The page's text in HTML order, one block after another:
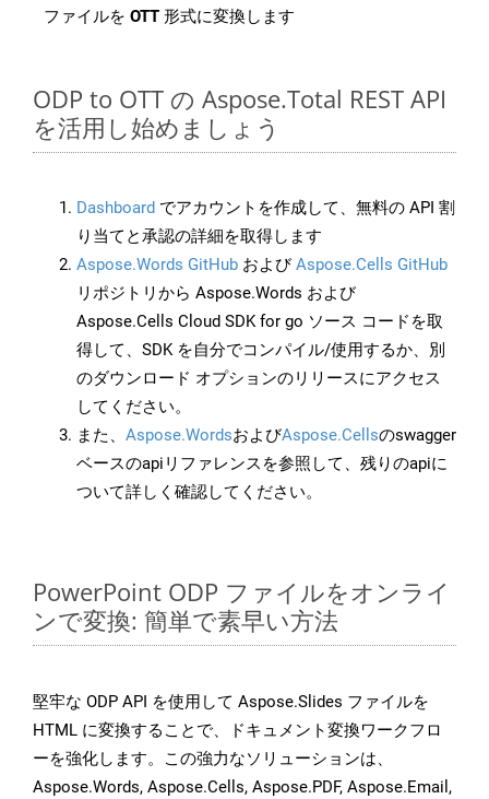
ファイルを OTT 形式に変換します
ODP to OTT の Aspose.Total REST API
を活用し始めましょう
Dashboard でアカウントを作成して、無料の API 割
り当てと承認の詳細を取得します
Aspose.Words GitHub およびAspose.Cells GitHub
リポジトリから Aspose.Words および
Aspose.Cells Cloud SDK for go ソース コードを取
得して、SDK を自分でコンパイル/使用するか、別
のダウンロード オプションのリリースにアクセス
してください。
また、 Aspose.WordsおよびAspose.Cellsのswagger
ベースのapiリファレンスを参照して、残りのapiに
ついて詳しく確認してください。
PowerPoint ODP ファイルをオンライ
ンで変換: 簡単で素早い方法
堅牢な ODP API を使用して Aspose.Slides ファイルを
HTML に変換することで、ドキュメント変換ワークフロ
ーを強化します。この強力なソリューションは、
Aspose.Words, Aspose.Cells, Aspose.PDF, Aspose.Email,